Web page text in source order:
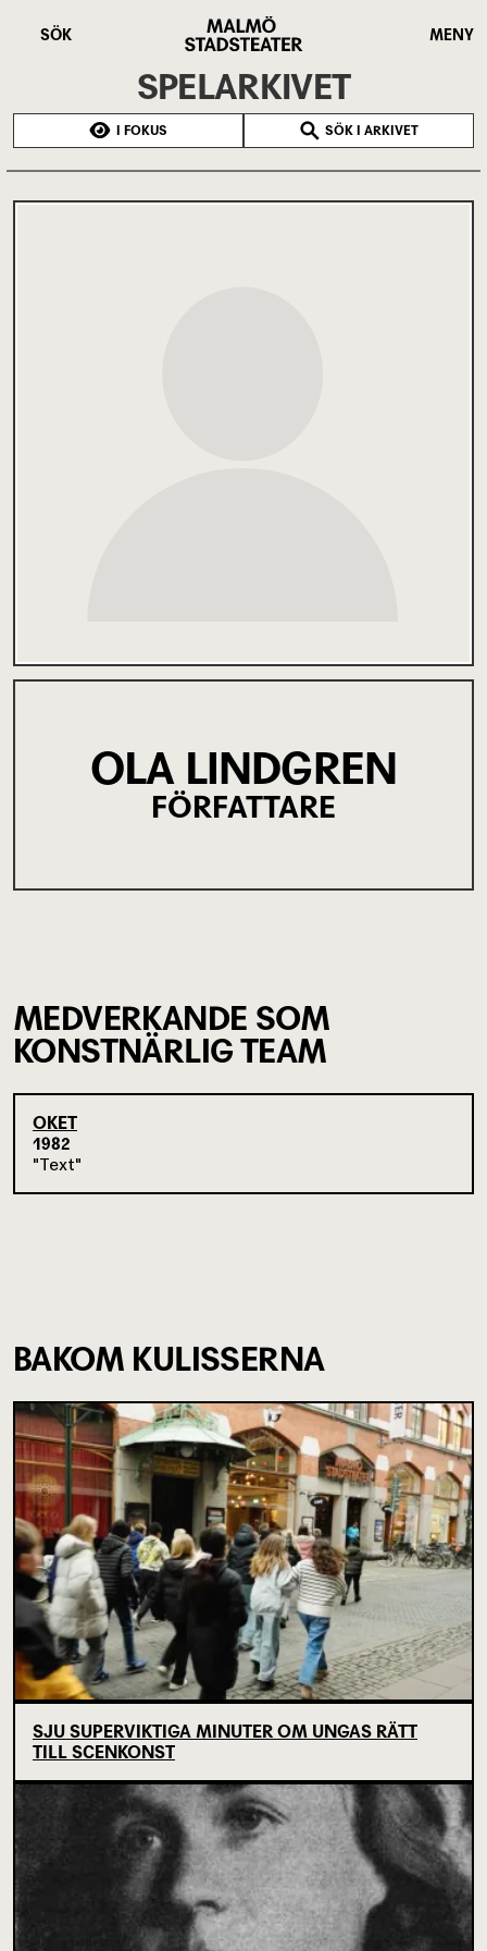
SÖK
Stadsteater
MENY
SPELARKIVET
I FOKUS SÖK I ARKIVET
OLA LINDGREN
FÖRFATTARE
MEDVERKANDE SOM
KONSTNÄRLIG TEAM
OKET
1982
Text
BAKOM KULISSERNA
SJU SUPERVIKTIGA MINUTER OM UNGAS RÄTT
TILL SCENKONST